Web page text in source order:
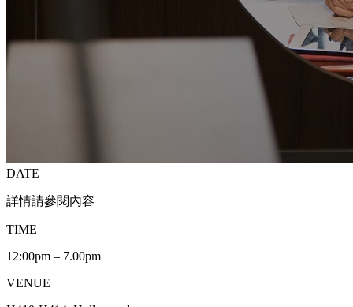
DATE
詳情請參閱內容
TIME
12:00pm – 7.00pm
VENUE